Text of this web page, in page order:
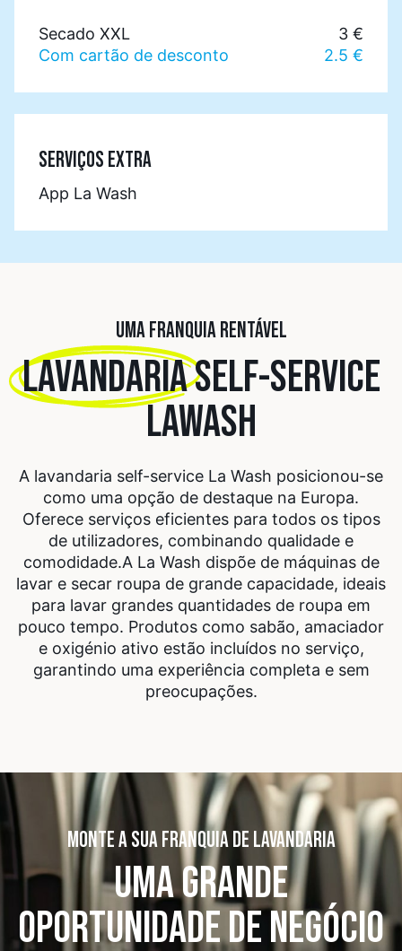
Secado XXL
3 €
Com cartão de desconto
2.5 €
SERVIÇOS EXTRA
App La Wash
UMA FRANQUIA RENTÁVEL
LAVANDARIASELF-SERVICE
LAWASH
A lavandaria self-service La Wash posicionou-se
como uma opção de destaque na Europa.
Oferece serviços eficientes para todos os tipos
de utilizadores, combinando qualidade e
comodidade.A La Wash dispõe de máquinas de
lavar e secar roupa de grande capacidade, ideais
para lavar grandes quantidades de roupa em
pouco tempo. Produtos como sabão, amaciador
e oxigénio ativo estão incluídos no serviço,
garantindo uma experiência completa e sem
preocupações.
MONTE A SUA FRANQUIA DE LAVANDARIA
UMA GRANDE
OPORTUNIDADE DE NEGÓCIO